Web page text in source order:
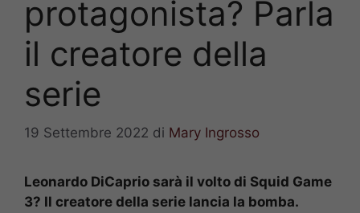
protagonista? Parla
il creatore della
serie
19 Settembre 2022 di Mary Ingrosso
Leonardo DiCaprio sarà il volto di Squid Game
3? Il creatore della serie lancia la bomba.